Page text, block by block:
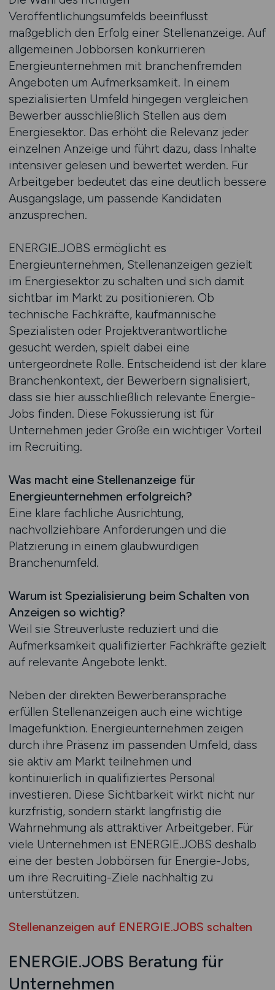
Veröffentlichungsumfelds beeinflusst
maßgeblich den Erfolg einer Stellenanzeige. Auf
allgemeinen Jobbörsen konkurrieren
Energieunternehmen mit branchenfremden
Angeboten um Aufmerksamkeit. In einem
spezialisierten Umfeld hingegen vergleichen
Bewerber ausschließlich Stellen aus dem
Energiesektor. Das erhöht die Relevanz jeder
einzelnen Anzeige und führt dazu, dass Inhalte
intensiver gelesen und bewertet werden. Für
Arbeitgeber bedeutet das eine deutlich bessere
Ausgangslage, um passende Kandidaten
anzusprechen.
ENERGIE.JOBS ermöglicht es
Energieunternehmen, Stellenanzeigen gezielt
im Energiesektor zu schalten und sich damit
sichtbar im Markt zu positionieren. Ob
technische Fachkräfte, kaufmännische
Spezialisten oder Projektverantwortliche
gesucht werden, spielt dabei eine
untergeordnete Rolle. Entscheidend ist der klare
Branchenkontext, der Bewerbern signalisiert,
dass sie hier ausschließlich relevante Energie-
Jobs finden. Diese Fokussierung ist für
Unternehmen jeder Größe ein wichtiger Vorteil
im Recruiting.
Was macht eine Stellenanzeige für
Energieunternehmen erfolgreich?
Eine klare fachliche Ausrichtung,
nachvollziehbare Anforderungen und die
Platzierung in einem glaubwürdigen
Branchenumfeld.
Warum ist Spezialisierung beim Schalten von
Anzeigen so wichtig?
Weil sie Streuverluste reduziert und die
Aufmerksamkeit qualifizierter Fachkräfte gezielt
auf relevante Angebote lenkt.
Neben der direkten Bewerberansprache
erfüllen Stellenanzeigen auch eine wichtige
Imagefunktion. Energieunternehmen zeigen
durch ihre Präsenz im passenden Umfeld, dass
sie aktiv am Markt teilnehmen und
kontinuierlich in qualifiziertes Personal
investieren. Diese Sichtbarkeit wirkt nicht nur
kurzfristig, sondern stärkt langfristig die
Wahrnehmung als attraktiver Arbeitgeber. Für
viele Unternehmen ist ENERGIE.JOBS deshalb
eine der besten Jobbörsen für Energie-Jobs,
um ihre Recruiting-Ziele nachhaltig zu
unterstützen.
Stellenanzeigen auf ENERGIE.JOBS schalten
ENERGIE.JOBS Beratung für
Unternehmen